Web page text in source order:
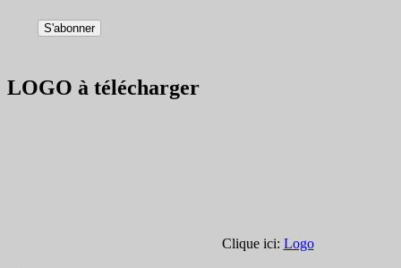
LOGO à télécharger
Clique ici: Logo